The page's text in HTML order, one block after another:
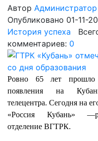
Автор Администратор
Опубликовано 01-11-
История успеха
комментариев: 0
Ровно 65 лет прошло
появления на
телецентра. Сегодня на
«Россия Кубань»
отделение ВГТРК.